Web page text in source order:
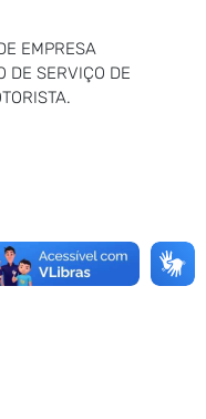
EMPRESA
DE SERVIÇO DE